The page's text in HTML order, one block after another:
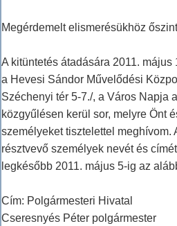
Megérdemelt elismerésükhöz
A kitüntetés átadására 2011.
a Hevesi Sándor Művelődési
Széchenyi tér 5-7./, a Város Napja
közgyűlésen kerül sor, melyre Önt
személyeket tisztelettel meghívom.
résztvevő személyek nevét és
legkésőbb 2011. május 5-ig az
Cím: Polgármesteri Hivatal
Cseresnyés Péter polgármester